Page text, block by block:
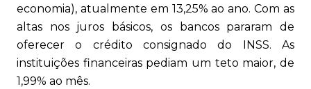
economia), atualmente em 13,25% ao ano. Com as
altas nos juros básicos, os bancos pararam de
oferecer o crédito consignado do INSS. As
instituições financeiras pediam um teto maior, de
1,99% ao mês.